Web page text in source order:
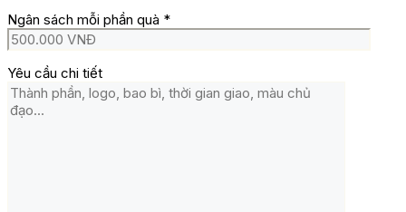
Ngân sách mỗi phần quà *
Yêu cầu chi tiết